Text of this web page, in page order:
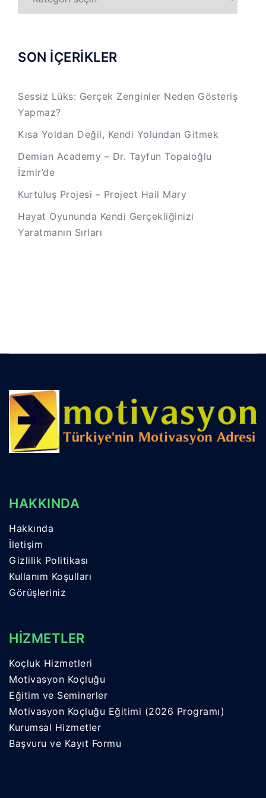
KATEGORİLER
SON İÇERİKLER
Sessiz Lüks: Gerçek Zenginler Neden Gösteriş
Yapmaz?
Kısa Yoldan Değil, Kendi Yolundan Gitmek
Demian Academy – Dr. Tayfun Topaloğlu
İzmir’de
Kurtuluş Projesi – Project Hail Mary
Hayat Oyununda Kendi Gerçekliğinizi
Yaratmanın Sırları
HAKKINDA
Hakkında
İletişim
Gizlilik Politikası
Kullanım Koşulları
Görüşleriniz
HİZMETLER
Koçluk Hizmetleri
Motivasyon Koçluğu
Eğitim ve Seminerler
Motivasyon Koçluğu Eğitimi (2026 Programı)
Kurumsal Hizmetler
Başvuru ve Kayıt Formu